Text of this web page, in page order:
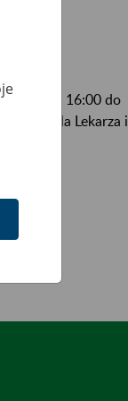
od godz. 16:00 do
mZUS dla Lekarza i